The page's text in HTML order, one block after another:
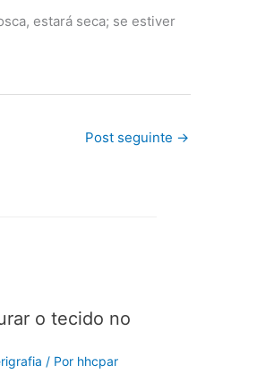
estará seca; se estiver
Post seguinte →
o tecido no
/ Por hhcpar